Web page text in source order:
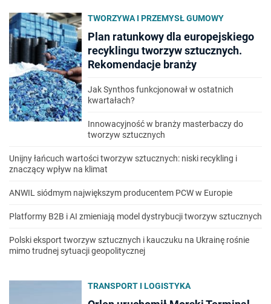
TWORZYWA I PRZEMYSŁ GUMOWY
Plan ratunkowy dla europejskiego
recyklingu tworzyw sztucznych.
Rekomendacje branży
Jak Synthos funkcjonował w ostatnich
kwartałach?
Innowacyjność w branży masterbaczy do
tworzyw sztucznych
Unijny łańcuch wartości tworzyw sztucznych: niski recykling i
znaczący wpływ na klimat
ANWIL siódmym największym producentem PCW w Europie
Platformy B2B i AI zmieniają model dystrybucji tworzyw sztucznych
Polski eksport tworzyw sztucznych i kauczuku na Ukrainę rośnie
mimo trudnej sytuacji geopolitycznej
TRANSPORT I LOGISTYKA